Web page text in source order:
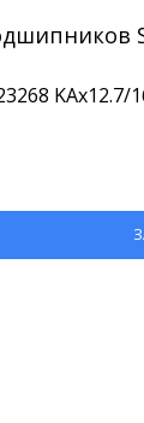
KAx12.7/